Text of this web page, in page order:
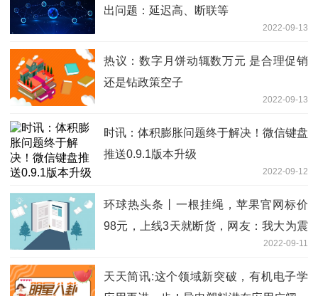
出问题：延迟高、断联等
2022-09-13
热议：数字月饼动辄数万元 是合理促销
还是钻政策空子
2022-09-13
时讯：体积膨胀问题终于解决！微信键盘
推送0.9.1版本升级
2022-09-12
环球热头条丨一根挂绳，苹果官网标价
98元，上线3天就断货，网友：我大为震
2022-09-11
天天简讯:这个领域新突破，有机电子学